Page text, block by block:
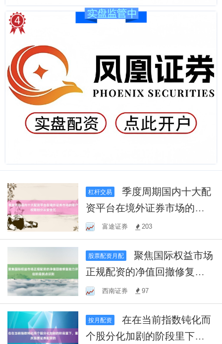
杠杆交易
季度周期国内十大配
资平台在境外证券市场的账
户权限划分从安全冗
富途证券 203
股票配资月配
聚焦国际权益市场
正规配资的净值回撤修复能
力评估阶段拐点识别
西南证券 97
按月配资
在在当前指数钝化而
个股分化加剧的阶段里下，